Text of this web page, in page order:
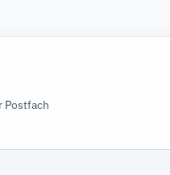
Postfach